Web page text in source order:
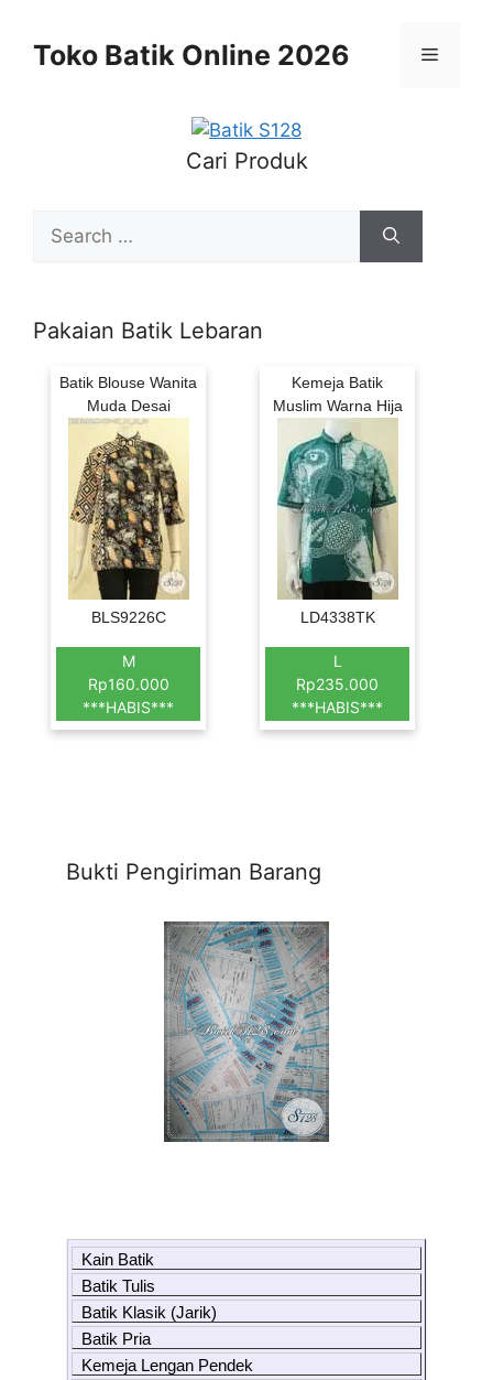
contentToko Batik Online 2026 Menu
Cari Produk
for:
Pakaian Batik Lebaran
Batik Blouse Wanita
Muda Desai
BLS9226C
M
Rp160.000
***HABIS***
Kemeja Batik
Muslim Warna Hija
LD4338TK
L
Rp235.000
***HABIS***
Bukti Pengiriman Barang
Kain Batik
Batik Tulis
Batik Klasik (Jarik)
Batik Pria
Kemeja Lengan Pendek